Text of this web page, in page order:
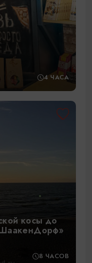
4 ЧАСА
косы до
8 ЧАСОВ